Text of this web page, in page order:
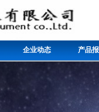
企业动态 产品